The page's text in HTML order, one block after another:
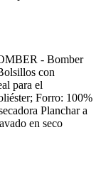
- Bomber
con
para el
Forro: 100%
Planchar a
en seco